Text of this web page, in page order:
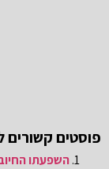
פוסטים קשורים
השפעתו